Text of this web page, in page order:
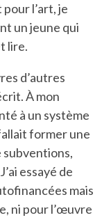
l’art, je
un jeune qui
lire.
d’autres
À mon
à un système
former une
subventions,
essayé de
mais
ni pour l’œuvre